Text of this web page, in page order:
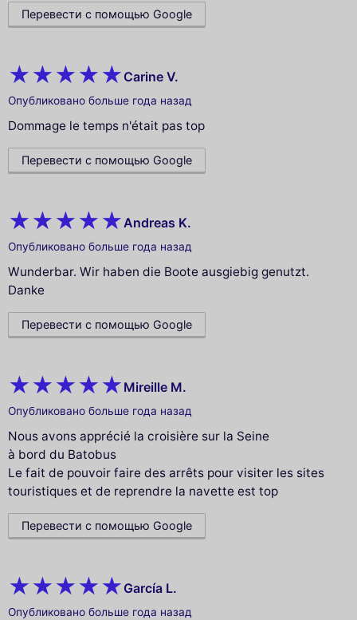
Перевести с помощью Google
Carine V.
Опубликовано больше года назад
Dommage le temps n'était pas top
Перевести с помощью Google
Andreas K.
Опубликовано больше года назад
Wunderbar. Wir haben die Boote ausgiebig genutzt.
Danke
Перевести с помощью Google
Mireille M.
Опубликовано больше года назад
Nous avons apprécié la croisière sur la Seine
à bord du Batobus
Le fait de pouvoir faire des arrêts pour visiter les sites
touristiques et de reprendre la navette est top
Перевести с помощью Google
García L.
Опубликовано больше года назад